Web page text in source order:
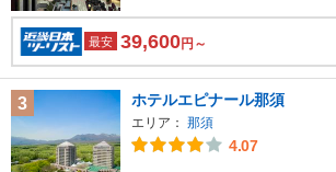
最安 39,600円～
3 ホテルエピナール那須
エリア： 那須
4.07